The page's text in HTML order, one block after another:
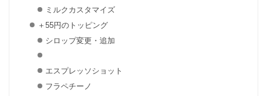
ミルクカスタマイズ
＋55円のトッピング
シロップ変更・追加
エスプレッソショット
フラペチーノ